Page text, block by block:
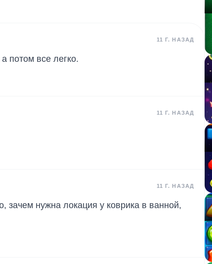
11 Г. НАЗАД
потом все легко.
11 Г. НАЗАД
11 Г. НАЗАД
зачем нужна локация у коврика в ванной,